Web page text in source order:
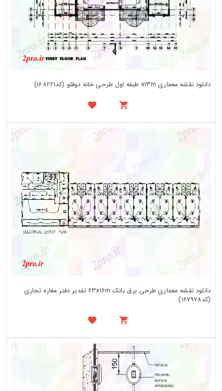
دانلود نقشه معماری x13m طبقه اول طرحی خانه دوقلو (کد168221)
دانلود نقشه معماری طرحی برق بانک 63x16m تقدیر دفتر مغازه تجاری
(کد167978)